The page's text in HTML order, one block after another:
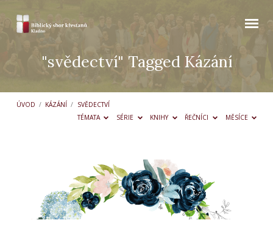
"svědectví" Tagged Kázání
ÚVOD / KÁZÁNÍ / SVĚDECTVÍ
TÉMATA
SÉRIE KNIHY ŘEČNÍCI MĚSÍCE
Kázání